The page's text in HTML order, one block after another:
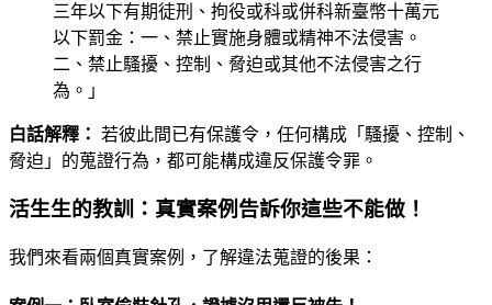
三年以下有期徒刑、拘役或科或併科新臺幣十萬元
以下罰金：一、禁止實施身體或精神不法侵害。
二、禁止騷擾、控制、脅迫或其他不法侵害之行
為。」
白話解釋： 若彼此間已有保護令，任何構成「騷擾、控制、
脅迫」的蒐證行為，都可能構成違反保護令罪。
活生生的教訓：真實案例告訴你這些不能做！
我們來看兩個真實案例，了解違法蒐證的後果：